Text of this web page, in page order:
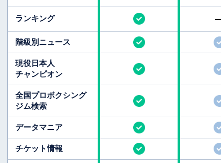
ランキング
階級別ニュース
現役日本人
チャンピオン
全国プロボクシング
ジム検索
データマニア
チケット情報